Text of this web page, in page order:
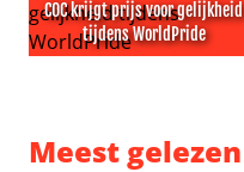
COC krijgt prijs voor gelijkheid
tijdens WorldPride
Meest gelezen